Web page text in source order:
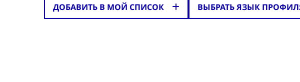
ДОБАВИТЬ В МОЙ СПИСОК ВЫБРАТЬ ЯЗЫК